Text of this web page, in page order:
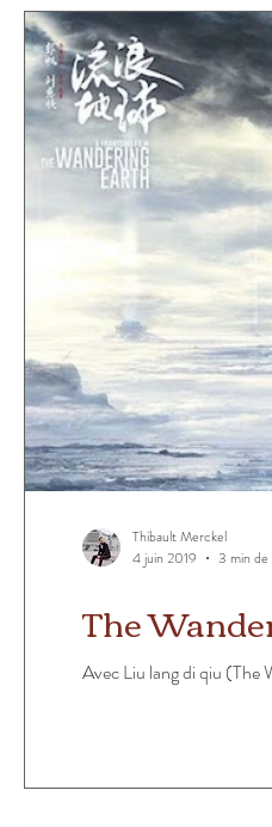
The
Avec Liu lang di qiu
Thibault Merckel
4 juin 2019
3 min